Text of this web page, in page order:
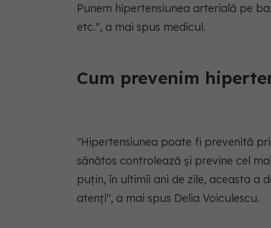
Punem hipertensiunea arterială pe
etc.", a mai spus medicul.
Cum prevenim
"Hipertensiunea poate fi prevenită
sănătos controlează și previne cel
puțin, în ultimii ani de zile, aceasta a
atenți", a mai spus Delia Voiculescu.